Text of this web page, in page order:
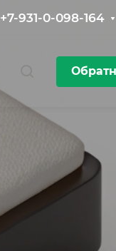
+7-931-0-098-164